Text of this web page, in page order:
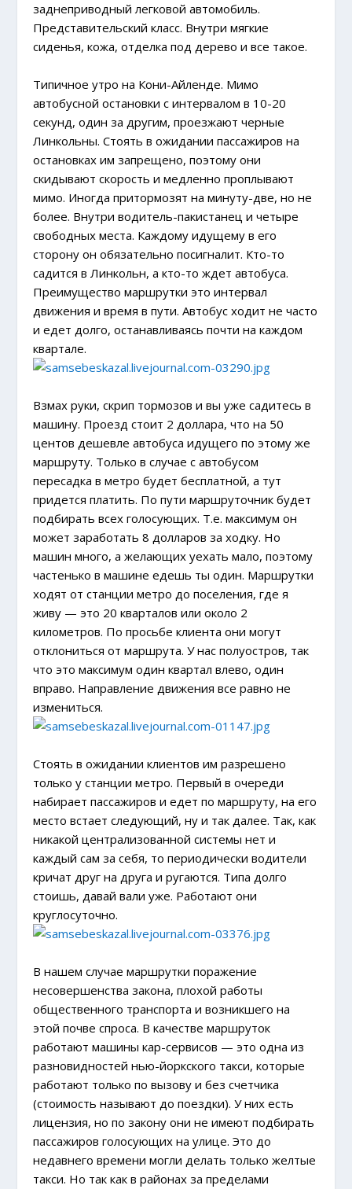
заднеприводный легковой автомобиль.
Представительский класс. Внутри мягкие
сиденья, кожа, отделка под дерево и все такое.
Типичное утро на Кони-Айленде. Мимо
автобусной остановки с интервалом в 10-20
секунд, один за другим, проезжают черные
Линкольны. Стоять в ожидании пассажиров на
остановках им запрещено, поэтому они
скидывают скорость и медленно проплывают
мимо. Иногда притормозят на минуту-две, но не
более. Внутри водитель-пакистанец и четыре
свободных места. Каждому идущему в его
сторону он обязательно посигналит. Кто-то
садится в Линкольн, а кто-то ждет автобуса.
Преимущество маршрутки это интервал
движения и время в пути. Автобус ходит не часто
и едет долго, останавливаясь почти на каждом
квартале.
Взмах руки, скрип тормозов и вы уже садитесь в
машину. Проезд стоит 2 доллара, что на 50
центов дешевле автобуса идущего по этому же
маршруту. Только в случае с автобусом
пересадка в метро будет бесплатной, а тут
придется платить. По пути маршруточник будет
подбирать всех голосующих. Т.е. максимум он
может заработать 8 долларов за ходку. Но
машин много, а желающих уехать мало, поэтому
частенько в машине едешь ты один. Маршрутки
ходят от станции метро до поселения, где я
живу — это 20 кварталов или около 2
километров. По просьбе клиента они могут
отклониться от маршрута. У нас полуостров, так
что это максимум один квартал влево, один
вправо. Направление движения все равно не
измениться.
Стоять в ожидании клиентов им разрешено
только у станции метро. Первый в очереди
набирает пассажиров и едет по маршруту, на его
место встает следующий, ну и так далее. Так, как
никакой централизованной системы нет и
каждый сам за себя, то периодически водители
кричат друг на друга и ругаются. Типа долго
стоишь, давай вали уже. Работают они
круглосуточно.
В нашем случае маршрутки поражение
несовершенства закона, плохой работы
общественного транспорта и возникшего на
этой почве спроса. В качестве маршруток
работают машины кар-сервисов — это одна из
разновидностей нью-йоркского такси, которые
работают только по вызову и без счетчика
(стоимость называют до поездки). У них есть
лицензия, но по закону они не имеют подбирать
пассажиров голосующих на улице. Это до
недавнего времени могли делать только желтые
такси. Но так как в районах за пределами